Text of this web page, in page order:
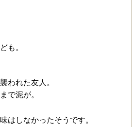
も。
われた友人。
で泥が。
はしなかったそうです。